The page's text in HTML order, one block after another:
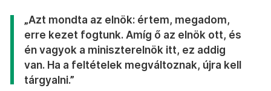
„Azt mondta az elnök: értem, megadom,
erre kezet fogtunk. Amíg ő az elnök ott, és
én vagyok a miniszterelnök itt, ez addig
van. Ha a feltételek megváltoznak, újra kell
tárgyalni.”